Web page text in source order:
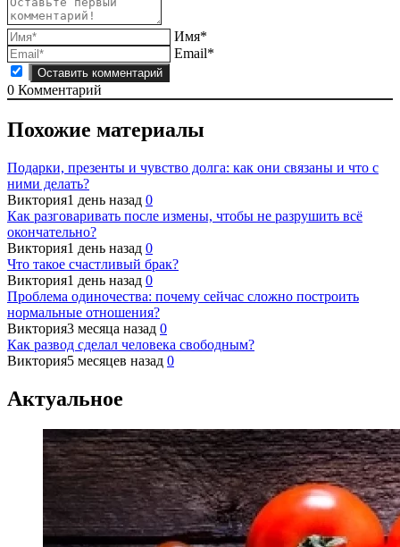
Имя*
Email*
0 Комментарий
Похожие материалы
Подарки, презенты и чувство долга: как они связаны и что с
ними делать?
Виктория1 день назад 0
Как разговаривать после измены, чтобы не разрушить всё
окончательно?
Виктория1 день назад 0
Что такое счастливый брак?
Виктория1 день назад 0
Проблема одиночества: почему сейчас сложно построить
нормальные отношения?
Виктория3 месяца назад 0
Как развод сделал человека свободным?
Виктория5 месяцев назад 0
Актуальное